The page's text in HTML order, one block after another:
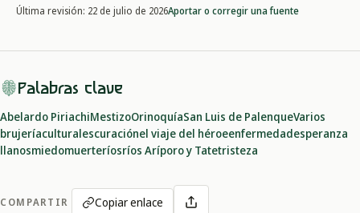
Última revisión: 22 de julio de 2026Aportar o corregir una fuente
Palabras clave
Abelardo PiriachiMestizoOrinoquíaSan Luis de PalenqueVarios
brujeríaculturalescuraciónel viaje del héroeenfermedadesperanza
llanosmiedomuerteríosríos Aríporo y Tatetristeza
COMPARTIR Copiar enlace